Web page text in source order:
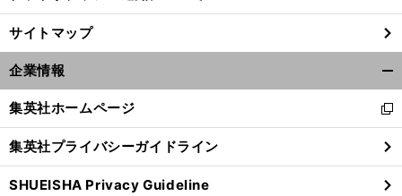
サイトマップ
企業情報
閉
る
集英社ホームページ
新
し
い
ウ
ィ
集英社プライバシーガイドライン
SHUEISHA Privacy Guideline